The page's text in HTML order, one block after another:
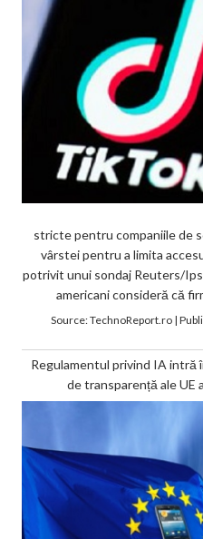
stricte pentru companiile de
vârstei pentru a limita
potrivit unui sondaj Reuters/
americani consideră că
Source:TechnoReport.ro |
Regulamentul privind IA intră
de transparență ale UE